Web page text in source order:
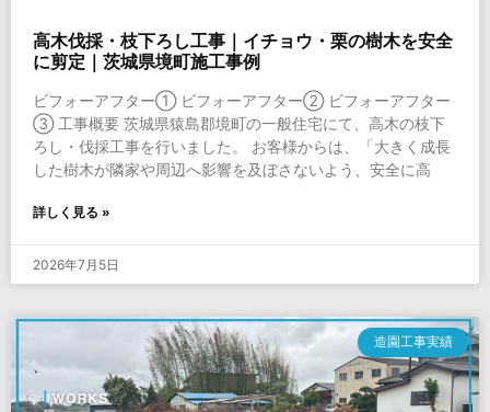
高木伐採・枝下ろし工事｜イチョウ・栗の樹木を安全
に剪定｜茨城県境町施工事例
ビフォーアフター① ビフォーアフター② ビフォーアフター
③ 工事概要 茨城県猿島郡境町の一般住宅にて、高木の枝下
ろし・伐採工事を行いました。 お客様からは、「大きく成長
した樹木が隣家や周辺へ影響を及ぼさないよう、安全に高
詳しく見る »
2026年7月5日
造園工事実績